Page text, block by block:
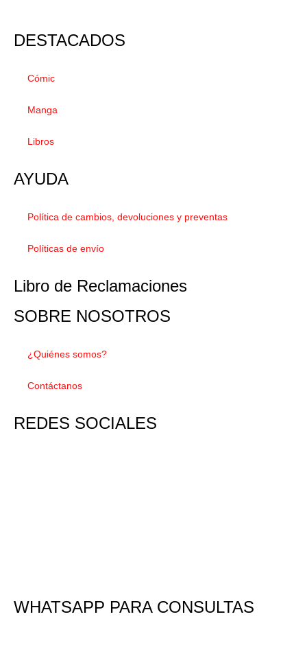
DESTACADOS
Cómic
Manga
Libros
AYUDA
Política de cambios, devoluciones y preventas
Políticas de envío
Libro de Reclamaciones
SOBRE NOSOTROS
¿Quiénes somos?
Contáctanos
REDES SOCIALES
WHATSAPP PARA CONSULTAS